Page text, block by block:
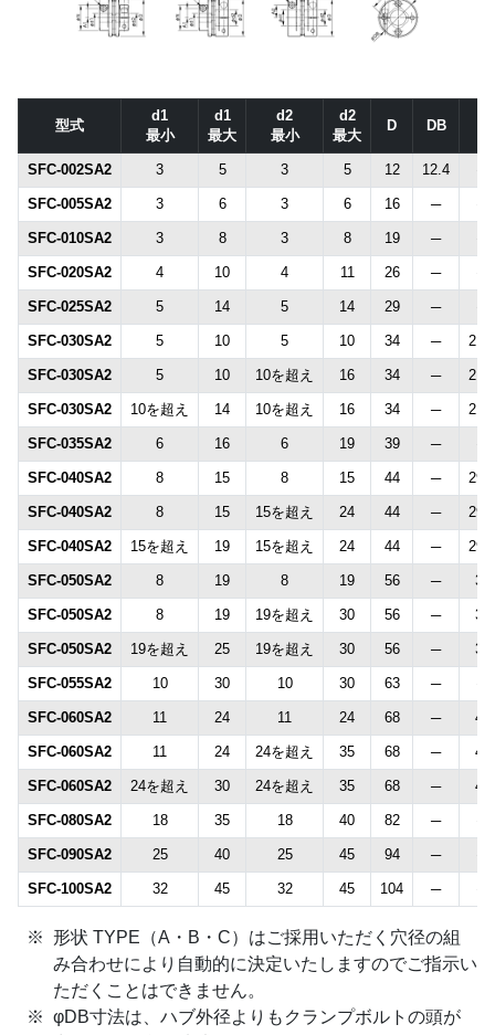
型式
d1
最小
d1
最大
d2
最小
d2
最大
D DB
SFC-002SA2 3 5 3 5 12 12.4
SFC-005SA2 3 6 3 6 16 ─
SFC-010SA2 3 8 3 8 19 ─
SFC-020SA2 4 10 4 11 26 ─
SFC-025SA2 5 14 5 14 29 ─
SFC-030SA2 5 10 5 10 34 ─ 21.6
SFC-030SA2 5 10 10を超え 16 34 ─ 21.6
SFC-030SA2 10を超え 14 10を超え 16 34 ─ 21.6
SFC-035SA2 6 16 6 19 39 ─
SFC-040SA2 8 15 8 15 44 ─ 29.6
SFC-040SA2 8 15 15を超え 24 44 ─ 29.6
SFC-040SA2 15を超え 19 15を超え 24 44 ─ 29.6
SFC-050SA2 8 19 8 19 56 ─ 38
SFC-050SA2 8 19 19を超え 30 56 ─ 38
SFC-050SA2 19を超え 25 19を超え 30 56 ─ 38
SFC-055SA2 10 30 10 30 63 ─
SFC-060SA2 11 24 11 24 68 ─ 46
SFC-060SA2 11 24 24を超え 35 68 ─ 46
SFC-060SA2 24を超え 30 24を超え 35 68 ─ 46
SFC-080SA2 18 35 18 40 82 ─
SFC-090SA2 25 40 25 45 94 ─
SFC-100SA2 32 45 32 45 104 ─
形状 TYPE（A・B・C）はご採用いただく穴径の組
み合わせにより自動的に決定いたしますのでご指示い
ただくことはできません。
φDB寸法は、ハブ外径よりもクランプボルトの頭が